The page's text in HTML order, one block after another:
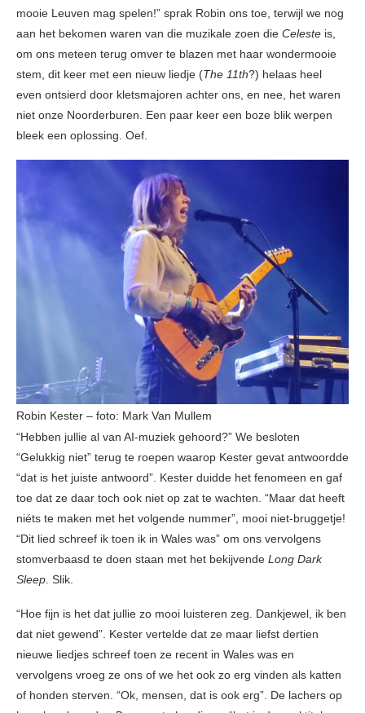
mooie Leuven mag spelen!” sprak Robin ons toe, terwijl we nog
aan het bekomen waren van die muzikale zoen die Celeste is,
om ons meteen terug omver te blazen met haar wondermooie
stem, dit keer met een nieuw liedje (The 11th?) helaas heel
even ontsierd door kletsmajoren achter ons, en nee, het waren
niet onze Noorderburen. Een paar keer een boze blik werpen
bleek een oplossing. Oef.
Robin Kester – foto: Mark Van Mullem
“Hebben jullie al van AI-muziek gehoord?” We besloten
“Gelukkig niet” terug te roepen waarop Kester gevat antwoordde
“dat is het juiste antwoord”. Kester duidde het fenomeen en gaf
toe dat ze daar toch ook niet op zat te wachten. “Maar dat heeft
niéts te maken met het volgende nummer”, mooi niet-bruggetje!
“Dit lied schreef ik toen ik in Wales was” om ons vervolgens
stomverbaasd te doen staan met het bekijvende Long Dark
Sleep . Slik.
“Hoe fijn is het dat jullie zo mooi luisteren zeg. Dankjewel, ik ben
dat niet gewend”. Kester vertelde dat ze maar liefst dertien
nieuwe liedjes schreef toen ze recent in Wales was en
vervolgens vroeg ze ons of we het ook zo erg vinden als katten
of honden sterven. “Ok, mensen, dat is ook erg”. De lachers op